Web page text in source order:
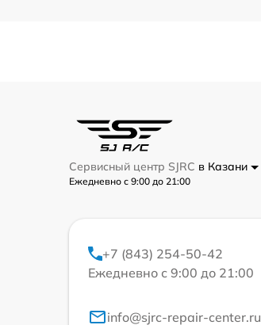
Сервисный центр SJRC в Казани
Ежедневно с 9:00 до 21:00
+7 (843) 254-50-42
Ежедневно с 9:00 до 21:00
info@sjrc-repair-center.ru